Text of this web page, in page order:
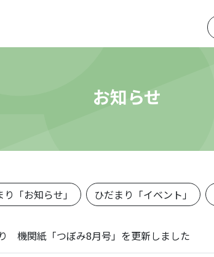
お知らせ
り「お知らせ」 ひだまり「イベント」
機関紙「つぼみ8月号」を更新しました